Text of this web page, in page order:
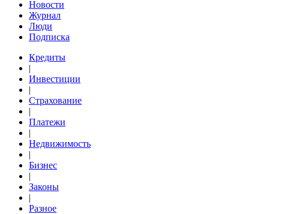
Новости
Журнал
Люди
Подписка
Кредиты
|
Инвестиции
|
Страхование
|
Платежи
|
Недвижимость
|
Бизнес
|
Законы
|
Разное